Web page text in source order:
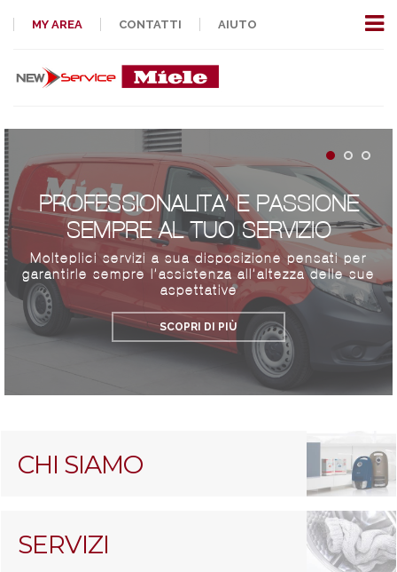
MY AREA CONTATTI AIUTO
PROFESSIONALITA’ E PASSIONE
SEMPRE AL TUO SERVIZIO
Molteplici servizi a sua disposizione pensati per
garantirle sempre l’assistenza all’altezza delle sue
aspettative
SCOPRI DI PIÙ
CHI SIAMO
SERVIZI